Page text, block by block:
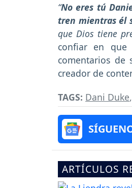
“No eres tú
tren mientras él
que Dios tiene
confiar en que
comentarios de
creador de
TAGS: Dani Duke,
ARTÍCULOS